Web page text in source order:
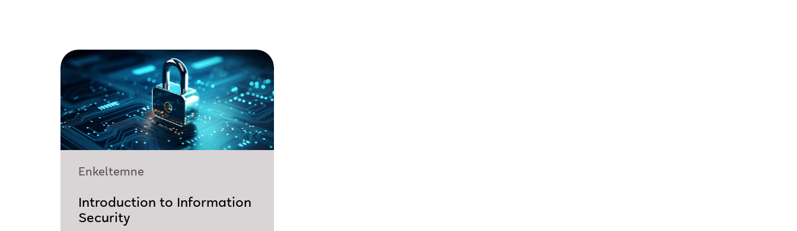
Enkeltemne
Introduction to Information
Security